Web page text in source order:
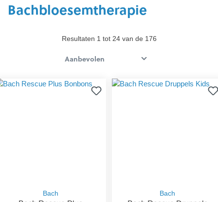
Bachbloesemtherapie
Resultaten 1 tot 24 van de 176
Bach Bach